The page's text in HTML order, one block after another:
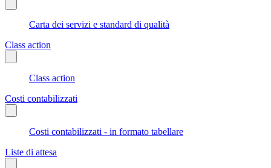
Carta dei servizi e standard di qualità
Class action
Class action
Costi contabilizzati
Costi contabilizzati - in formato tabellare
Liste di attesa